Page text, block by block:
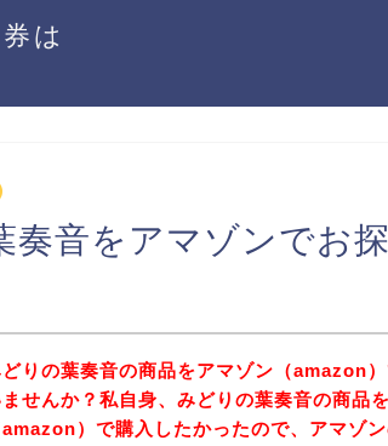
は
奏音をアマゾンでお
りの葉奏音の商品をアマゾン（amazon
ませんか？私自身、みどりの葉奏音の商品
amazon）で購入したかったので、アマゾ